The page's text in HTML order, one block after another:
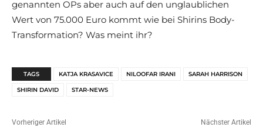
genannten OPs aber auch auf den unglaublichen
Wert von 75.000 Euro kommt wie bei Shirins Body-
Transformation? Was meint ihr?
TAGS KATJA KRASAVICE NILOOFAR IRANI SARAH HARRISON
SHIRIN DAVID STAR-NEWS
Vorheriger Artikel Nächster Artikel